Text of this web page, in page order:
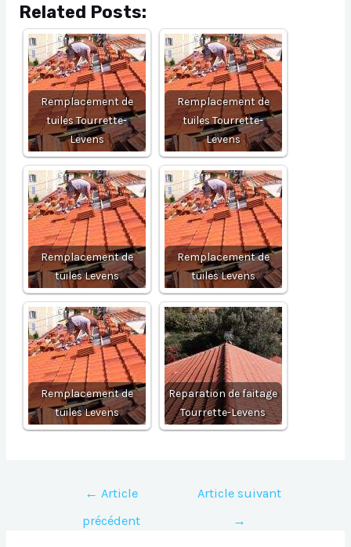
Related Posts:
Remplacement de
tuiles Tourrette-
Levens
Remplacement de
tuiles Tourrette-
Levens
Remplacement de
tuiles Levens
Remplacement de
tuiles Levens
Remplacement de
tuiles Levens
Reparation de faitage
Tourrette-Levens
Navigation
l’article
← Article
précédent
Article suivant
→